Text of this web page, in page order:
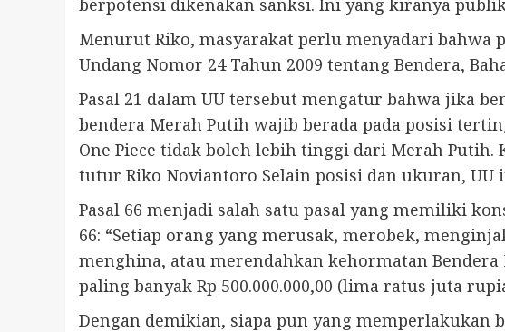
Menurut Riko, masyarakat perlu menyadari bahwa
Undang Nomor 24 Tahun 2009 tentang Bendera,
Pasal 21 dalam UU tersebut mengatur bahwa jika
bendera Merah Putih wajib berada pada posisi
One Piece tidak boleh lebih tinggi dari Merah
tutur Riko Noviantoro Selain posisi dan ukuran,
Pasal 66 menjadi salah satu pasal yang memiliki
66: “Setiap orang yang merusak, merobek,
menghina, atau merendahkan kehormatan
paling banyak Rp 500.000.000,00 (lima ratus juta
Dengan demikian, siapa pun yang memperlakukan